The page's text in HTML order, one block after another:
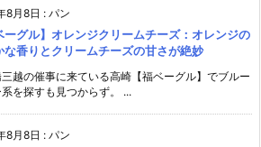
8月8日 : パン
ーグル】オレンジクリームチーズ：オレンジの
な香りとクリームチーズの甘さが絶妙
三越の催事に来ている高崎【福ベーグル】でブルー
を探すも見つからず。 ...
8月8日 : パン